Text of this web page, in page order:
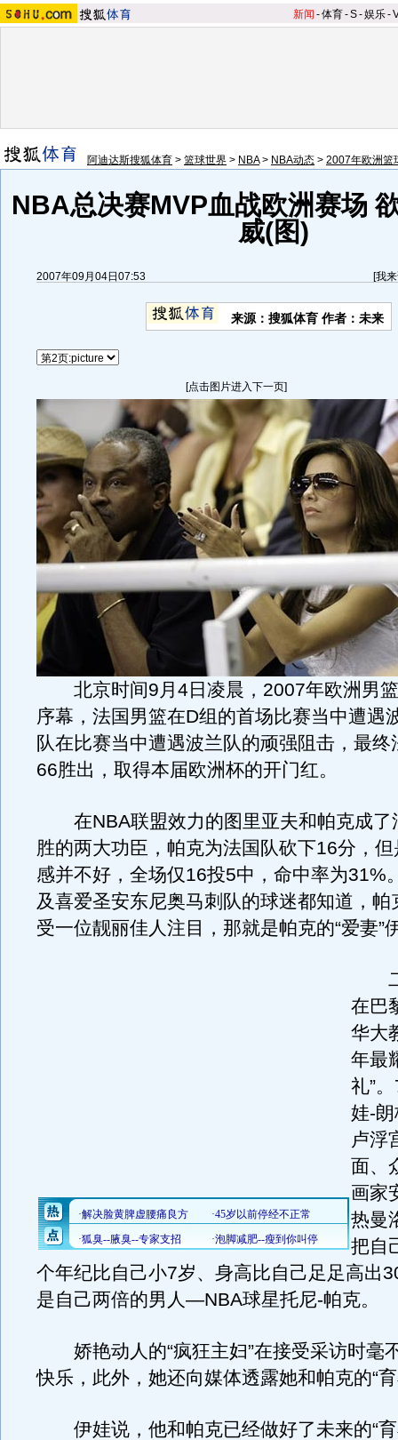
新闻 -体育-S-娱乐-
阿迪达斯搜狐体育 > 篮球世界 > NBA> NBA动态 > 2007年欧洲篮
NBA总决赛MVP血战欧洲赛场
威(图)
2007年09月04日07:53 [我
来源：搜狐体育 作者：未来
[点击图片进入下一页]
北京时间9月4日凌晨，2007年欧洲男
序幕，法国男篮在D组的首场比赛当中遭遇
队在比赛当中遭遇波兰队的顽强阻击，最终
66胜出，取得本届欧洲杯的开门红。
在NBA联盟效力的图里亚夫和帕克成了
胜的两大功臣，帕克为法国队砍下16分，
感并不好，全场仅16投5中，命中率为31%
及喜爱圣安东尼奥马刺队的球迷都知道，帕
受一位靓丽佳人注目，那就是帕克的“爱妻”
二
在巴
华大
年最
礼”
娃-
卢浮
面、
画家
热曼
把自
个年纪比自己小7岁、身高比自己足足高出
是自己两倍的男人—NBA球星托尼-帕克。
娇艳动人的“疯狂主妇”在接受采访时毫
快乐，此外，她还向媒体透露她和帕克的“
伊娃说，他和帕克已经做好了未来的“育